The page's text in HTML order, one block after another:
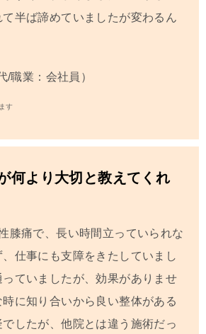
半ば諦めていましたが変わるん
/職業：会社員）
す
何より大切と教えてくれ
膝痛で、長い時間立っ ていられな
仕事にも支障をき たしていまし
ていましたが、効果がありませ
時に知り合いから良い整体がある
でしたが、他院とは違う施術だっ